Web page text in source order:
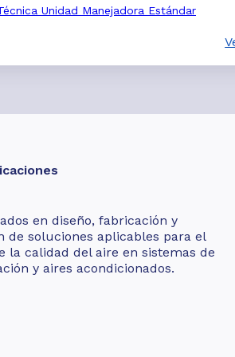
Unidad Manejadora Estándar
en diseño, fabricación y
de soluciones aplicables para el
la calidad del aire en sistemas de
y aires acondicionados.